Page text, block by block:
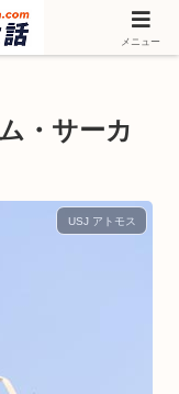
アトラクションなどユニ
す
・サーカ
USJ アトモス
メニュー